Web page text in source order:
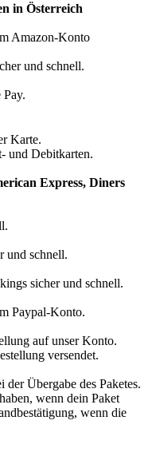
in Österreich
Amazon-Konto
und schnell.
Karte.
und Debitkarten.
Express, Diners
und schnell.
sicher und schnell.
Paypal-Konto.
auf unser Konto.
versendet.
der Übergabe des Paketes.
wenn dein Paket
wenn die